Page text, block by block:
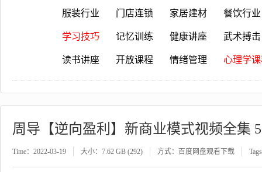
服装行业 门店连锁 家居建材 餐饮行业
学习技巧 记忆训练 健康讲座 武术搏击
读书讲座 开放课程 情绪管理 心理学
周导【逆向盈利】新商业模式视频全集
Time：2022-03-19 大小：7.62 GB (292) 方式：百度网盘观看下载